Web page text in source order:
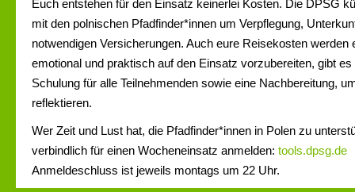
Euch entstehen für den Einsatz keinerlei Kosten. Die DPSG
mit den polnischen Pfadfinder*innen um Verpflegung,
notwendigen Versicherungen. Auch eure Reisekosten werden
emotional und praktisch auf den Einsatz vorzubereiten, gibt
Schulung für alle Teilnehmenden sowie eine Nachbereitung,
reflektieren.
Wer Zeit und Lust hat, die Pfadfinder*innen in Polen zu
verbindlich für einen Wocheneinsatz anmelden: tools.dpsg.de
Anmeldeschluss ist jeweils montags um 22 Uhr.